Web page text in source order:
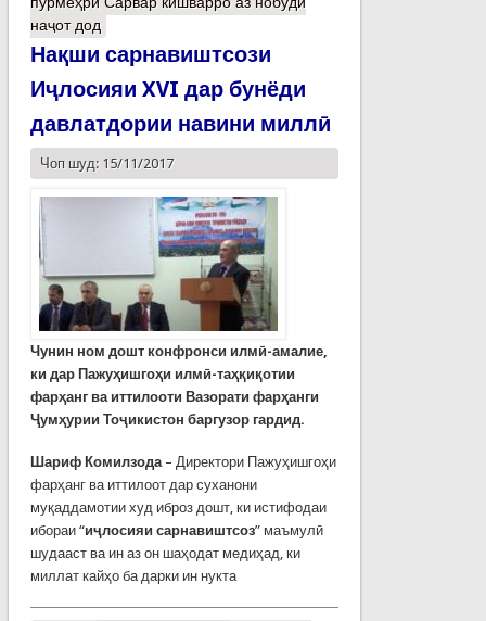
наҷот дод
Нақши сарнавиштсози
Иҷлосияи XVI дар бунёди
давлатдории навини миллӣ
Чоп шуд: 15/11/2017
Чунин ном дошт конфронси илмӣ-амалие,
ки дар Пажуҳишгоҳи илмӣ-таҳқиқотии
фарҳанг ва иттилооти Вазорати фарҳанги
Ҷумҳурии Тоҷикистон баргузор гардид.
Шариф Комилзода– Директори Пажуҳишгоҳи
фарҳанг ва иттилоот дар суханони
муқаддамотии худ иброз дошт, ки истифодаи
ибораи “иҷлосияи сарнавиштсоз” маъмулӣ
шудааст ва ин аз он шаҳодат медиҳад, ки
миллат кайҳо ба дарки ин нукта